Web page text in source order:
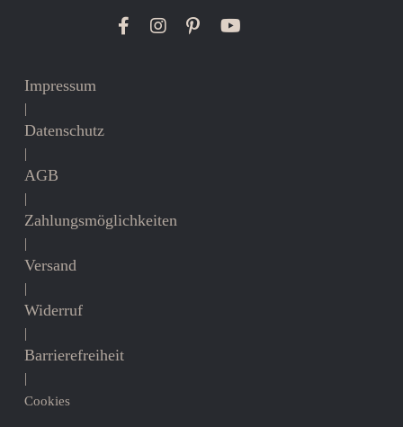
Impressum
|
Datenschutz
|
AGB
|
Zahlungsmöglichkeiten
|
Versand
|
Widerruf
|
Barrierefreiheit
|
Cookies